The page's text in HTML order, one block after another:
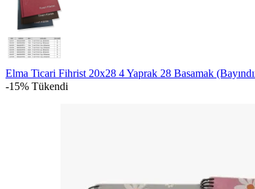
Elma Ticari Fihrist 20x28 4 Yaprak 28 Basamak
-15% Tükendi